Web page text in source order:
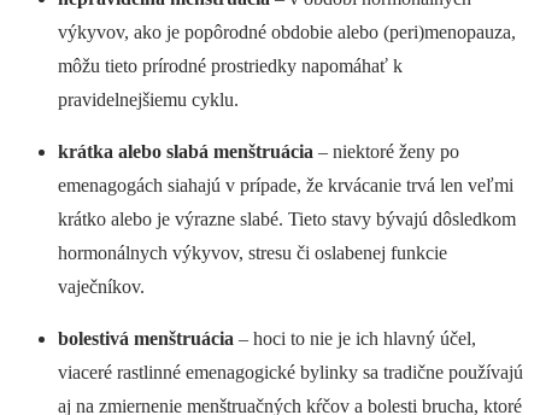
výkyvov, ako je popôrodné obdobie alebo (peri)menopauza,
môžu tieto prírodné prostriedky napomáhať k
pravidelnejšiemu cyklu.
krátka alebo slabá menštruácia – niektoré ženy po
emenagogách siahajú v prípade, že krvácanie trvá len veľmi
krátko alebo je výrazne slabé. Tieto stavy bývajú dôsledkom
hormonálnych výkyvov, stresu či oslabenej funkcie
vaječníkov.
bolestivá menštruácia – hoci to nie je ich hlavný účel,
viaceré rastlinné emenagogické bylinky sa tradične používajú
aj na zmiernenie menštruačných kŕčov a bolesti brucha, ktoré